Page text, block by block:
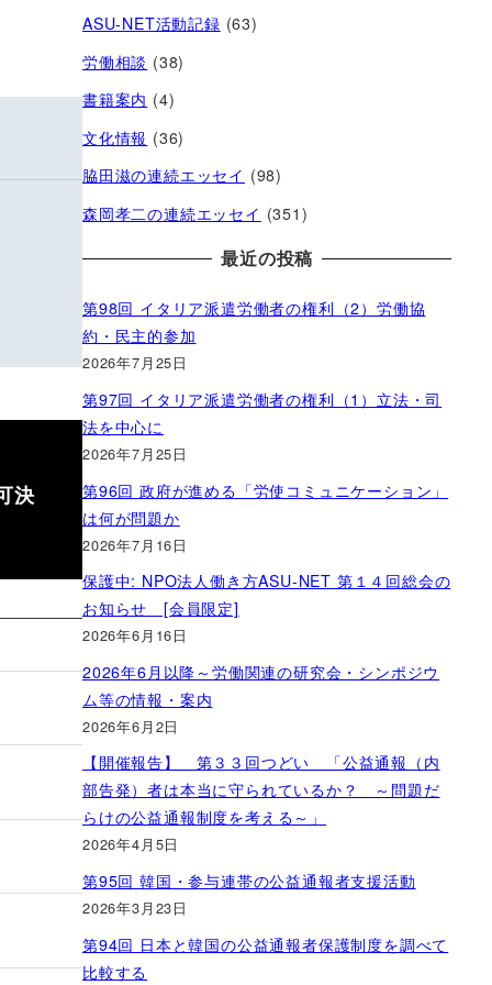
決
ASU-NET活動記録 (63)
労働相談 (38)
書籍案内 (4)
文化情報 (36)
脇田滋の連続エッセイ (98)
森岡孝二の連続エッセイ (351)
最近の投稿
第98回 イタリア派遣労働者の権利（2）労働協
約・民主的参加
2026年7月25日
第97回 イタリア派遣労働者の権利（1）立法・司
法を中心に
2026年7月25日
第96回 政府が進める「労使コミュニケーション」
は何が問題か
2026年7月16日
保護中: NPO法人働き方ASU-NET 第１４回総会の
お知らせ [会員限定]
2026年6月16日
2026年6月以降～労働関連の研究会・シンポジウ
ム等の情報・案内
2026年6月2日
【開催報告】 第３３回つどい 「公益通報（内
部告発）者は本当に守られているか？ ～問題だ
らけの公益通報制度を考える～」
2026年4月5日
第95回 韓国・参与連帯の公益通報者支援活動
2026年3月23日
第94回 日本と韓国の公益通報者保護制度を調べて
比較する